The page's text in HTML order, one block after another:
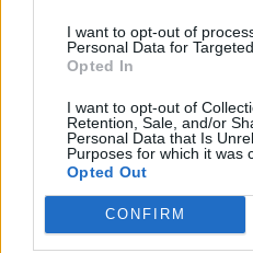
I want to opt-out of
Personal Data for
Opted In
I want to opt-out of
Retention, Sale, and/or
Personal Data that Is
Purposes for which it was
Opted Out
CONFIRM
X